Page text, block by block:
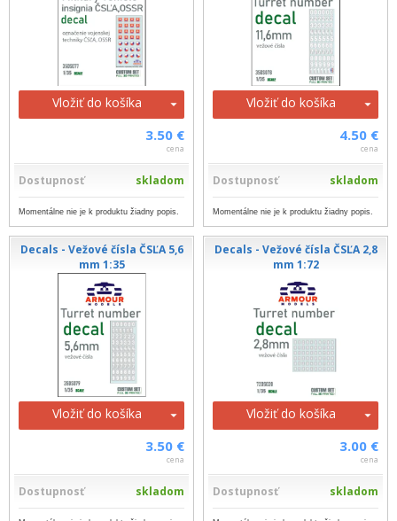
Vložiť do košíka
3.50 €
cena
Dostupnosť skladom
Momentálne nie je k produktu žiadny popis.
Vložiť do košíka
4.50 €
cena
Dostupnosť skladom
Momentálne nie je k produktu žiadny popis.
Decals - Vežové čísla ČSĽA 5,6
mm 1:35
Vložiť do košíka
3.50 €
cena
Dostupnosť skladom
Decals - Vežové čísla ČSĽA 2,8
mm 1:72
Vložiť do košíka
3.00 €
cena
Dostupnosť skladom